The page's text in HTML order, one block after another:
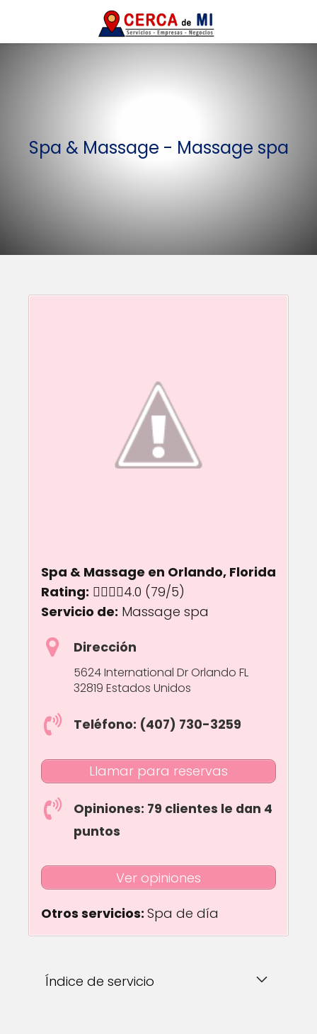
Spa & Massage - Massage spa
Spa & Massage en Orlando, Florida
Rating:
4.0 out of 5.0 stars
4.0 (79/5)
Servicio de: Massage spa
Dirección
5624 International Dr Orlando FL
32819 Estados Unidos
Teléfono: (407) 730-3259
Llamar para reservas
Opiniones: 79 clientes le dan 4
puntos
Ver opiniones
Otros servicios: Spa de día
Índice de servicio